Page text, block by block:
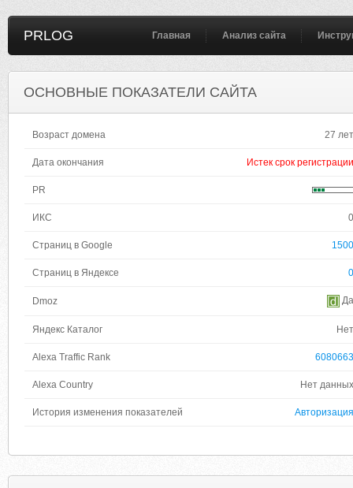
PRLOG Главная Анализ сайта
ОСНОВНЫЕ ПОКАЗАТЕЛИ САЙТА
Возраст домена 27 лет
Дата окончания Истек срок регистрации
PR
ИКС 0
Страниц в Google 1500
Страниц в Яндексе 0
Dmoz Да
Яндекс Каталог Нет
Alexa Traffic Rank 6080663
Alexa Country Нет данных
История изменения показателей Авторизация